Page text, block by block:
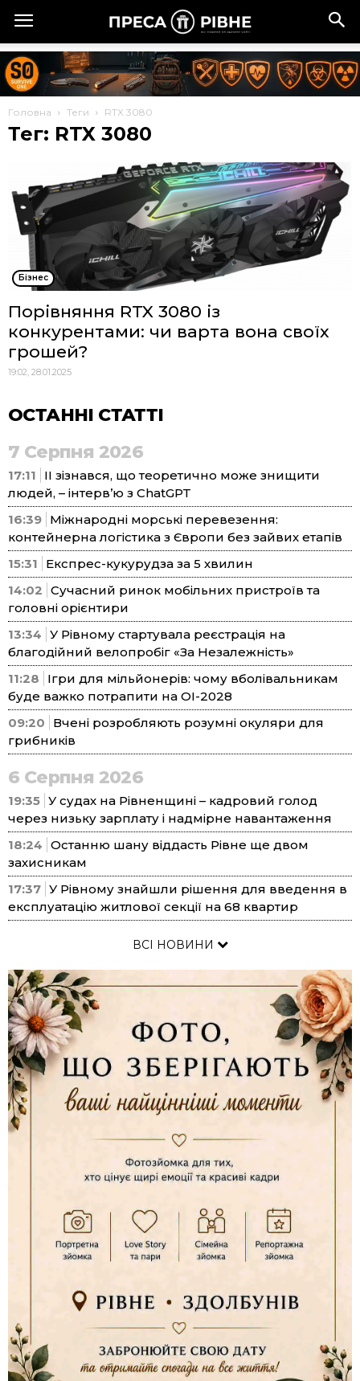
Головна Теги RTX 3080
Тег: RTX 3080
Бізнес
Порівняння RTX 3080 із
конкурентами: чи варта вона своїх
грошей?
19:02, 28.01.2025
ОСТАННІ СТАТТІ
7 Серпня 2026
17:11
ІІ зізнався, що теоретично може знищити
людей, – інтерв’ю з ChatGPT
16:39 Міжнародні морські перевезення:
контейнерна логістика з Європи без зайвих етапів
15:31
Експрес-кукурудза за 5 хвилин
14:02 Сучасний ринок мобільних пристроїв та
головні орієнтири
13:34 У Рівному стартувала реєстрація на
благодійний велопробіг «За Незалежність»
11:28
Ігри для мільйонерів: чому вболівальникам
буде важко потрапити на ОІ-2028
09:20
Вчені розробляють розумні окуляри для
грибників
6 Серпня 2026
19:35 У судах на Рівненщині – кадровий голод
через низьку зарплату і надмірне навантаження
18:24 Останню шану віддасть Рівне ще двом
захисникам
17:37 У Рівному знайшли рішення для введення в
експлуатацію житлової секції на 68 квартир
ВСІ НОВИНИ